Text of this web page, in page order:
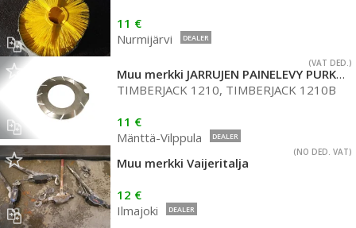
11 €
Nurmijärvi
DEALER
(VAT DED.)
Muu merkki JARRUJEN PAINELEVY PURKUOSA
TIMBERJACK 1210, TIMBERJACK 1210B
11 €
Mänttä-Vilppula
DEALER
(NO DED. VAT)
Muu merkki Vaijeritalja
12 €
Ilmajoki
DEALER